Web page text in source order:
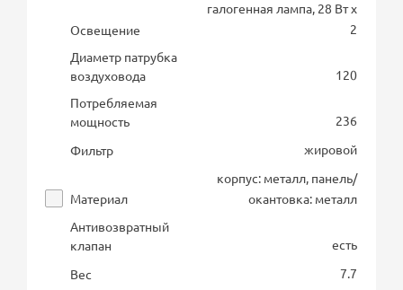
Освещение
галогенная лампа, 28 Вт х
2
Диаметр патрубка
воздуховода
120
Потребляемая
мощность
236
Фильтр
жировой
Материал
корпус: металл, панель/
окантовка: металл
Антивозвратный
клапан
есть
Вес
7.7